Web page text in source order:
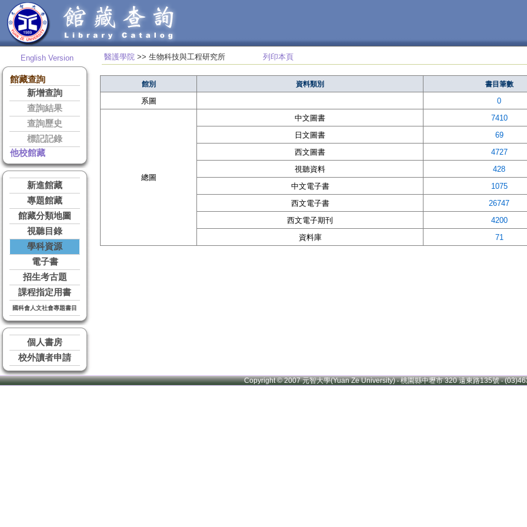
English Version
館藏查詢
新增查詢
查詢結果
查詢歷史
標記記錄
他校館藏
新進館藏
專題館藏
館藏分類地圖
視聽目錄
學科資源
電子書
招生考古題
課程指定用書
國科會人文社會專題書目
個人書房
校外讀者申請
醫護學院 >> 生物科技與工程研究所 列印本頁
館別 資料類別 書目筆數
系圖 0
總圖
中文圖書 7410
日文圖書
69
西文圖書
4727
視聽資料
428
中文電子書
1075
西文電子書
26747
西文電子期刊
4200
資料庫
71
Copyright © 2007 元智大學(Yuan Ze University) ‧ 桃園縣中壢市 320 遠東路135號 ‧